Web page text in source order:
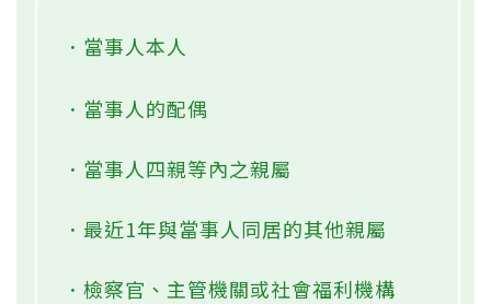
．當事人本人
．當事人的配偶
．當事人四親等內之親屬
．最近1年與當事人同居的其他親屬
．檢察官、主管機關或社會福利機構